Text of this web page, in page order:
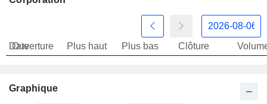
Date
Ouverture Plus haut Plus bas Clôture
Graphique